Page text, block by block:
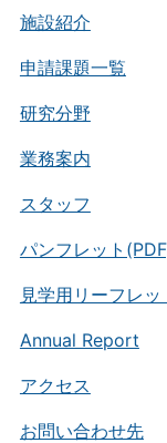
施設紹介
申請課題一覧
研究分野
業務案内
スタッフ
パンフレット
見学用リーフレッ
Annual Report
アクセス
お問い合わせ先